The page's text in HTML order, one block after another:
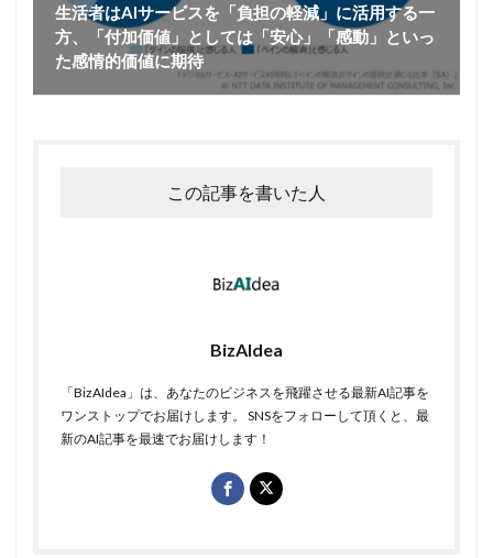
生活者はAIサービスを「負担の軽減」に活用する一
方、「付加価値」としては「安心」「感動」といっ
た感情的価値に期待
この記事を書いた人
BizAIdea
「BizAIdea」は、あなたのビジネスを飛躍させる最新AI記事を
ワンストップでお届けします。 SNSをフォローして頂くと、最
新のAI記事を最速でお届けします！